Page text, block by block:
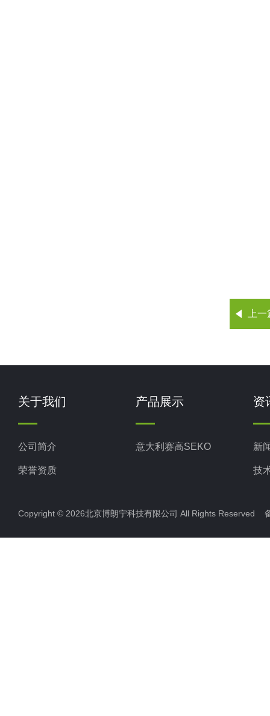
上
关于我们
公司简介
荣誉资质
产品展示
意大利赛高SEKO
资
新
技
Copyright © 2026北京博朗宁科技有限公司 All Rights Reserved